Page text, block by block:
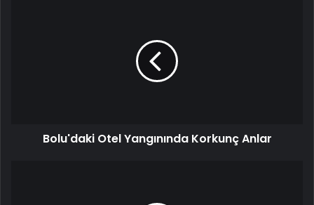
Bolu'daki Otel Yangınında Korkunç Anlar